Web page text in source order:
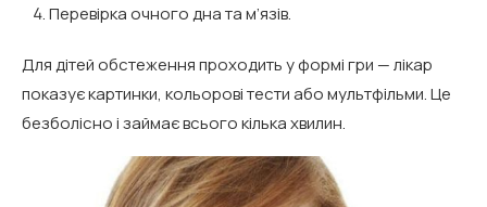
Перевірка очного дна та м’язів.
Для дітей обстеження проходить у формі гри — лікар
показує картинки, кольорові тести або мультфільми. Це
безболісно і займає всього кілька хвилин.